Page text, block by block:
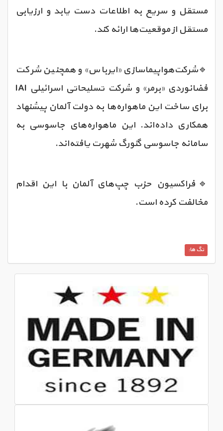
مستقل و سریع به اطلاعات دست یابد و ارزیابی
مستقل از موقعیت‌ها ارائه کند.
🔹شرکت‌هواپیماسازی «ایرباس» و همچنین شرکت
فضانوردی «برمر» و شرکت تسلیحاتی اسرائیلی IAI
برای ساخت این ماهواره‌ها به دولت آلمان پیشنهاد
همکاری داده‌اند. این ماهواره‌های جاسوسی به
سامانه جاسوسی گئورگ شهرت یافته‌اند.
🔹فراکسیون حزب چپ‌های آلمان با این اقدام
مخالفت کرده است.
تگ ها: